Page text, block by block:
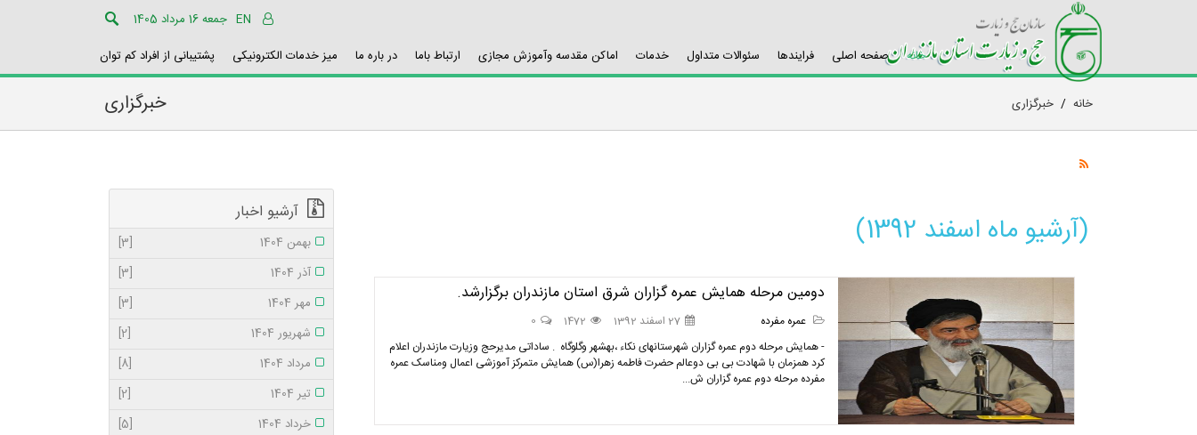
جمعه 16 مرداد 1405 EN
خانه
صفحه اصلی فرایندها سئوالات متداول خدمات اماکن مقدسه وآموزش مجازی ارتباط باما در باره ما میز خدمات الکترونیکی پشتیبانی از افراد کم توان
خبرگزاری خانه / خبرگزاری
(آرشیو ماه اسفند 1392)
دومین مرحله همایش عمره گزاران شرق استان مازندران برگزارشد.
عمره مفرده 27 اسفند 1392 1472
0
- همایش مرحله دوم عمره گزاران شهرستانهای نکاء ،بهشهر وگلوگاه . ساداتی مدیرحج وزیارت مازندران اعلام
کرد همزمان با شهادت بی بی دوعالم حضرت فاطمه زهرا(س) همایش متمرکز آموزشی اعمال ومناسک عمره
مفرده مرحله دوم عمره گزاران ش...
آرشیو اخبار
بهمن 1404
[3]
آذر 1404
[3]
مهر 1404
[3]
شهریور 1404
[2]
مرداد 1404
[8]
تیر 1404
[2]
خرداد 1404
[5]